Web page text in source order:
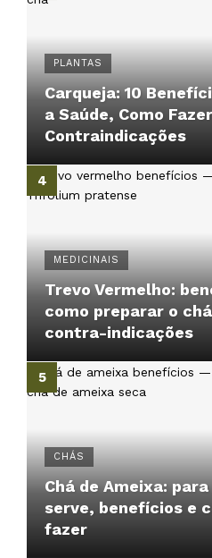
PLANTAS
Carqueja: 10
a Saúde, Como
Contraindicações
MEDICINAIS
Trevo Vermelho:
como preparar o
contra-indicações
CHÁS
Chá de Ameixa:
serve, benefícios e
fazer